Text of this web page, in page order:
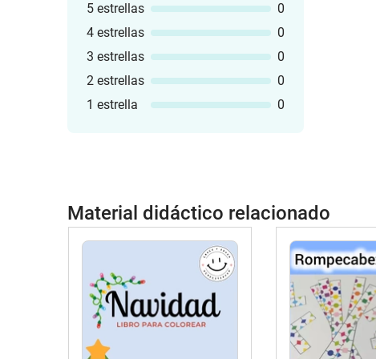
5 estrellas
0
4 estrellas
0
3 estrellas
0
2 estrellas
0
1 estrella
0
Material didáctico relacionado